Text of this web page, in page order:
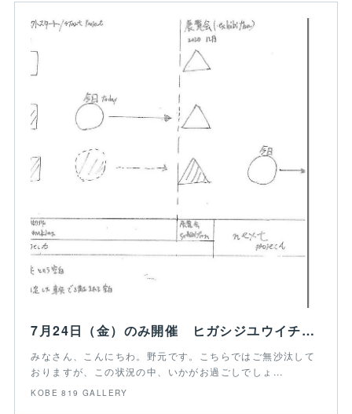
7月24日（金）のみ開催 ヒガシジユウイチロウ写真展 『A=AA≠A (〇□△ )』
みなさん、こんにちわ。野元です。こちらではご無沙汰して
おりますが、この状況の中、いかがお過ごしでしょ...
KOBE 819 GALLERY